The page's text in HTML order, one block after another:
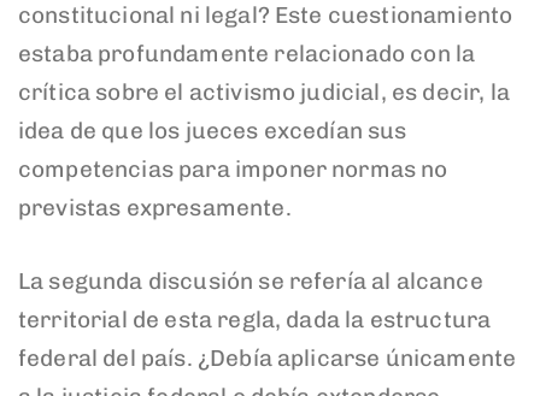
constitucional ni legal? Este cuestionamiento
estaba profundamente relacionado con la
crítica sobre el activismo judicial, es decir, la
idea de que los jueces excedían sus
competencias para imponer normas no
previstas expresamente.
La segunda discusión se refería al alcance
territorial de esta regla, dada la estructura
federal del país. ¿Debía aplicarse únicamente